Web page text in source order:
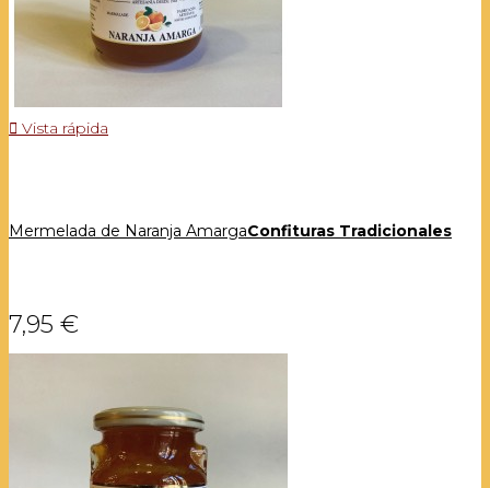
 Vista rápida
Mermelada de Naranja AmargaConfituras Tradicionales
7,95 €